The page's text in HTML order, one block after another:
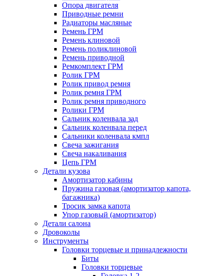
Опора двигателя
Приводные ремни
Радиаторы масляные
Ремень ГРМ
Ремень клиновой
Ремень поликлиновой
Ремень приводной
Ремкомплект ГРМ
Ролик ГРМ
Ролик привод ремня
Ролик ремня ГРМ
Ролик ремня приводного
Ролики ГРМ
Сальник коленвала зад
Сальник коленвала перед
Сальники коленвала кмпл
Свеча зажигания
Свеча накаливания
Цепь ГРМ
Детали кузова
Амортизатор кабины
Пружина газовая (амортизатор капота,
багажника)
Тросик замка капота
Упор газовый (амортизатор)
Детали салона
Дровоколы
Инструменты
Головки торцевые и принадлежности
Биты
Головки торцевые